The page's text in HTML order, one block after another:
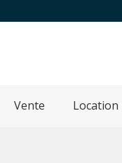
Vente Location